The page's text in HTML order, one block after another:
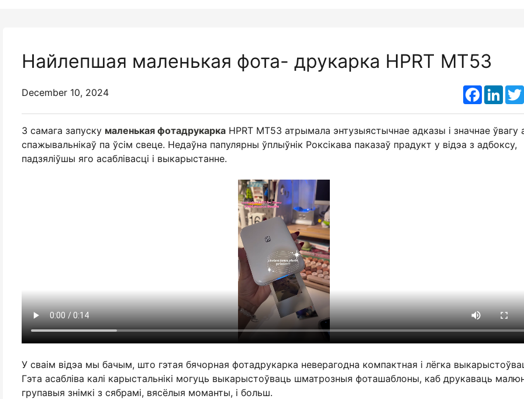
Найлепшая маленькая фота- друкарка HPRT MT53
December 10, 2024
З самага запуску маленькая фотадрукарка HPRT MT53 атрымала энтузыястычнае адказы і значнае ўвагу
спажывальнікаў па ўсім свеце. Недаўна папулярны ўплыўнік Роксікава паказаў прадукт у відэа з адбоксу,
падзяліўшы яго асаблівасці і выкарыстанне.
У сваім відэа мы бачым, што гэтая бячорная фотадрукарка неверагодна компактная і лёгка
Гэта асабліва калі карыстальнікі могуць выкарыстоўваць шматрозныя фоташаблоны, каб друкаваць
групавыя знімкі з сябрамі, вясёлыя моманты, і больш.